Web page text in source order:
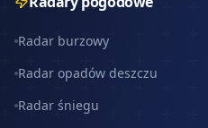
Radar burzowy
Radar opadów deszczu
Radar śniegu